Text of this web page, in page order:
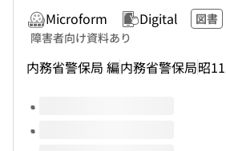
Microform Digital
図書
障害者向け資料あり
内務省警保局 編内務省警保局昭
Volumes of this title